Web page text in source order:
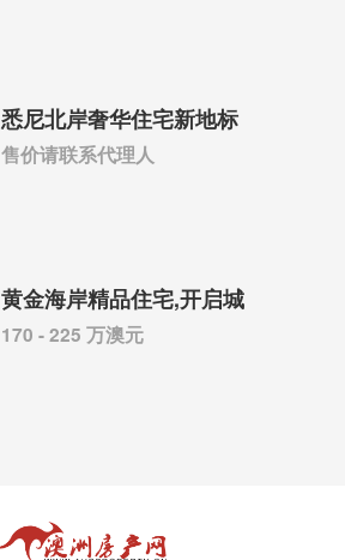
悉尼北岸奢华住宅新地标
售价请联系代理人
黄金海岸精品住宅,开启城
170 - 225 万澳元